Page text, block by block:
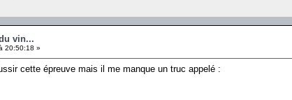
vin...
20:50:18 »
cette épreuve mais il me manque un truc appelé :